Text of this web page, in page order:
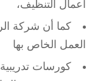
أعمال التنظيف،
كما أن شركة
العمل الخاص بها
كورسات